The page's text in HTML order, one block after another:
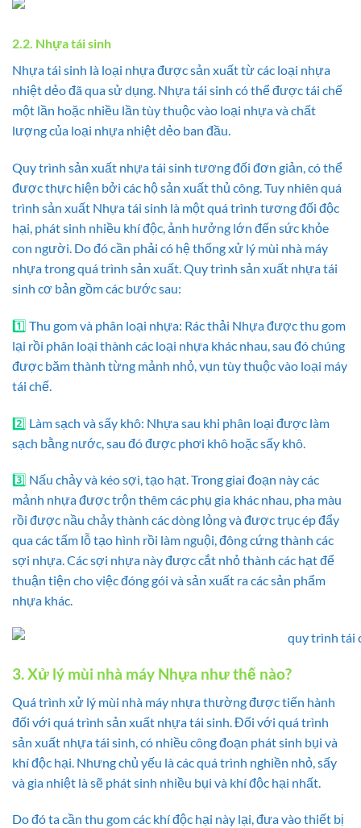
2.2. Nhựa tái sinh
Nhựa tái sinh là loại nhựa được sản xuất từ các loại nhựa
nhiệt dẻo đã qua sử dụng. Nhựa tái sinh có thể được tái chế
một lần hoặc nhiều lần tùy thuộc vào loại nhựa và chất
lượng của loại nhựa nhiệt dẻo ban đầu.
Quy trình sản xuất nhựa tái sinh tương đối đơn giản, có thể
được thực hiện bởi các hộ sản xuất thủ công. Tuy nhiên quá
trình sản xuất Nhựa tái sinh là một quá trình tương đối độc
hại, phát sinh nhiều khí độc, ảnh hưởng lớn đến sức khỏe
con người. Do đó cần phải có hệ thống xử lý mùi nhà máy
nhựa trong quá trình sản xuất. Quy trình sản xuất nhựa tái
sinh cơ bản gồm các bước sau:
1️⃣ Thu gom và phân loại nhựa: Rác thải Nhựa được thu gom
lại rồi phân loại thành các loại nhựa khác nhau, sau đó chúng
được băm thành từng mảnh nhỏ, vụn tùy thuộc vào loại máy
tái chế.
2️⃣ Làm sạch và sấy khô: Nhựa sau khi phân loại được làm
sạch bằng nước, sau đó được phơi khô hoặc sấy khô.
3️⃣ Nấu chảy và kéo sợi, tạo hạt. Trong giai đoạn này các
mảnh nhựa được trộn thêm các phụ gia khác nhau, pha màu
rồi được nầu chảy thành các dòng lỏng và được trục ép đẩy
qua các tấm lỗ tạo hình rồi làm nguội, đông cứng thành các
sợi nhựa. Các sợi nhựa này được cắt nhỏ thành các hạt để
thuận tiện cho việc đóng gói và sản xuất ra các sản phẩm
nhựa khác.
3. Xử lý mùi nhà máy Nhựa như thế nào?
Quá trình xử lý mùi nhà máy nhựa thường được tiến hành
đối với quá trình sản xuất nhựa tái sinh. Đối với quá trình
sản xuất nhựa tái sinh, có nhiều công đoạn phát sinh bụi và
khí độc hại. Nhưng chủ yếu là các quá trình nghiền nhỏ, sấy
và gia nhiệt là sẽ phát sinh nhiều bụi và khí độc hại nhất.
Do đó ta cần thu gom các khí độc hại này lại, đưa vào thiết bị